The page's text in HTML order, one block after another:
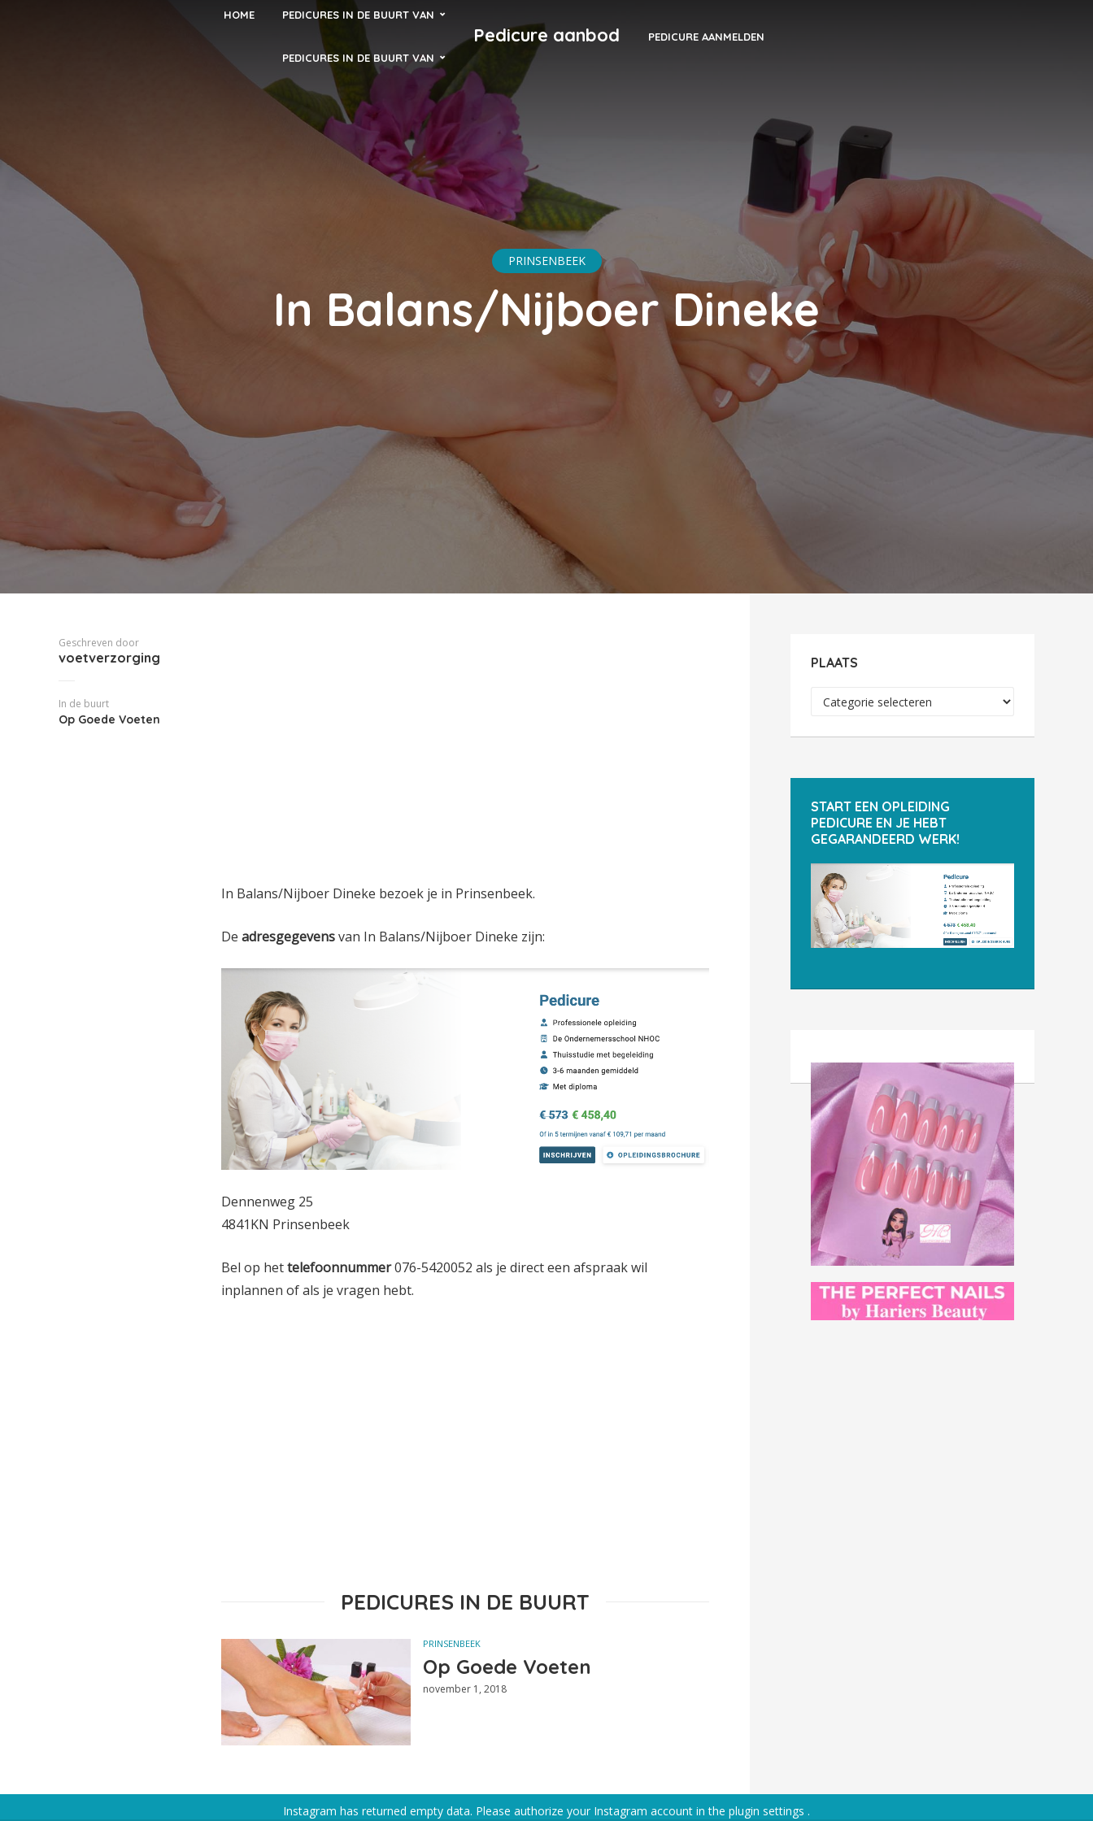
HOME PEDICURES IN DE BUURT VAN
PEDICURES IN DE BUURT VAN
Pedicure aanbod PEDICURE AANMELDEN
PRINSENBEEK
In Balans/Nijboer Dineke
Geschreven door
voetverzorging
In de buurt
Op Goede Voeten
In Balans/Nijboer Dineke bezoek je in Prinsenbeek.
De adresgegevensvan In Balans/Nijboer Dineke zijn:
Dennenweg 25
4841KN Prinsenbeek
Bel op hettelefoonnummer076-5420052 als je direct een afspraak wil
inplannen of als je vragen hebt.
PEDICURES IN DE BUURT
PRINSENBEEK
Op Goede Voeten
november 1, 2018
PLAATS
START EEN OPLEIDING
PEDICURE EN JE HEBT
GEGARANDEERD WERK!
Instagram has returned empty data. Please authorize your Instagram account in the plugin settings .